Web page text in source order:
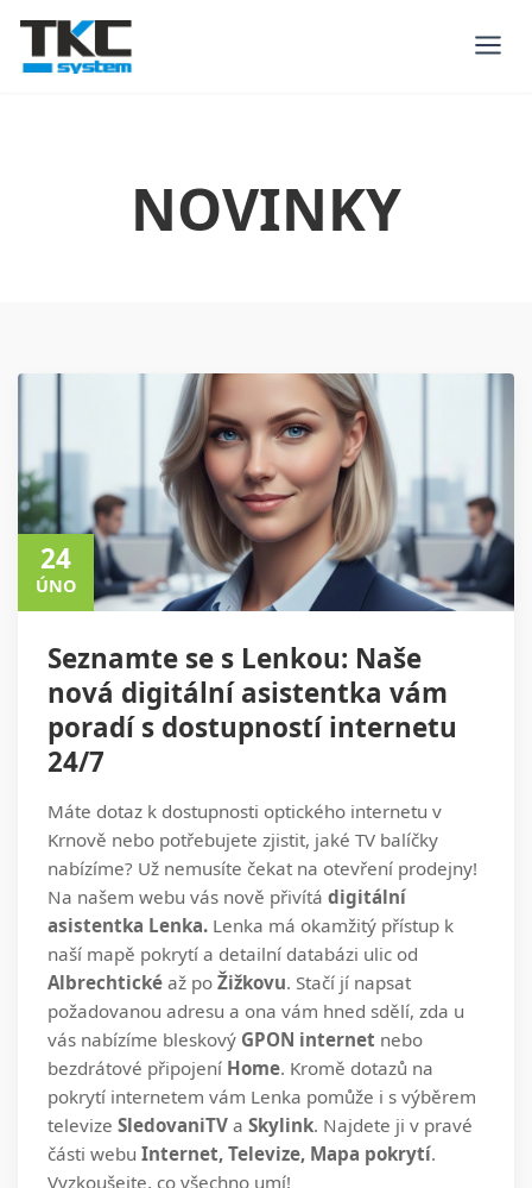
NOVINKY
24
ÚNO
Seznamte se s Lenkou: Naše
nová digitální asistentka vám
poradí s dostupností internetu
24/7
Máte dotaz k dostupnosti optického internetu v
Krnově nebo potřebujete zjistit, jaké TV balíčky
nabízíme? Už nemusíte čekat na otevření prodejny!
Na našem webu vás nově přivítá digitální
asistentka Lenka. Lenka má okamžitý přístup k
naší mapě pokrytí a detailní databázi ulic od
Albrechtické až po Žižkovu. Stačí jí napsat
požadovanou adresu a ona vám hned sdělí, zda u
vás nabízíme bleskový GPON internet nebo
bezdrátové připojení Home. Kromě dotazů na
pokrytí internetem vám Lenka pomůže i s výběrem
televize SledovaniTV a Skylink. Najdete ji v pravé
části webu Internet, Televize, Mapa pokrytí.
Vyzkoušejte, co všechno umí!